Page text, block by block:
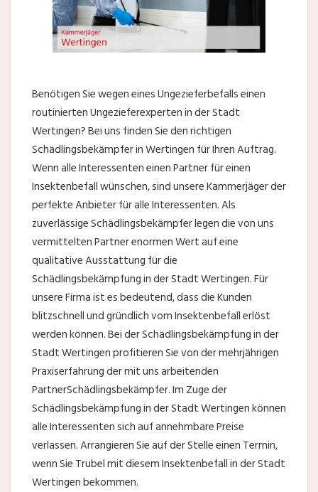
Benötigen Sie wegen eines Ungezieferbefalls einen
routinierten Ungezieferexperten in der Stadt
Wertingen? Bei uns finden Sie den richtigen
Schädlingsbekämpfer in Wertingen für Ihren Auftrag.
Wenn alle Interessenten einen Partner für einen
Insektenbefall wünschen, sind unsere Kammerjäger der
perfekte Anbieter für alle Interessenten. Als
zuverlässige Schädlingsbekämpfer legen die von uns
vermittelten Partner enormen Wert auf eine
qualitative Ausstattung für die
Schädlingsbekämpfung in der Stadt Wertingen. Für
unsere Firma ist es bedeutend, dass die Kunden
blitzschnell und gründlich vom Insektenbefall erlöst
werden können. Bei der Schädlingsbekämpfung in der
Stadt Wertingen profitieren Sie von der mehrjährigen
Praxiserfahrung der mit uns arbeitenden
PartnerSchädlingsbekämpfer. Im Zuge der
Schädlingsbekämpfung in der Stadt Wertingen können
alle Interessenten sich auf annehmbare Preise
verlassen. Arrangieren Sie auf der Stelle einen Termin,
wenn Sie Trubel mit diesem Insektenbefall in der Stadt
Wertingen bekommen.